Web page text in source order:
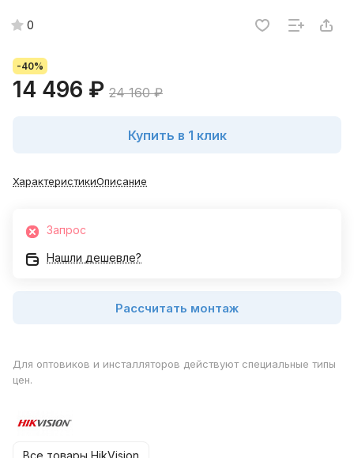
0
-40%
14 496 ₽ 24 160 ₽
Купить в 1 клик
ХарактеристикиОписание
Запрос
Нашли дешевле?
Рассчитать монтаж
Для оптовиков и инсталляторов действуют специальные типы
цен.
Все товары HikVision